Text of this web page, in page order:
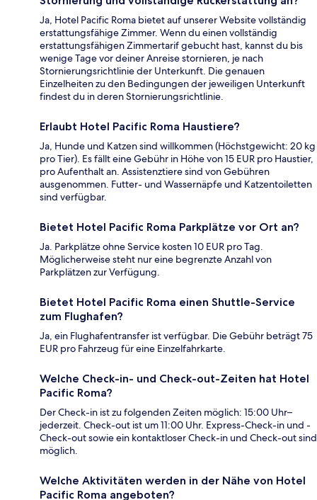
Ja, Hotel Pacific Roma bietet auf unserer Website vollständig
erstattungsfähige Zimmer. Wenn du einen vollständig
erstattungsfähigen Zimmertarif gebucht hast, kannst du bis
wenige Tage vor deiner Anreise stornieren, je nach
Stornierungsrichtlinie der Unterkunft. Die genauen
Einzelheiten zu den Bedingungen der jeweiligen Unterkunft
findest du in deren Stornierungsrichtlinie.
Erlaubt Hotel Pacific Roma Haustiere?
Ja, Hunde und Katzen sind willkommen (Höchstgewicht: 20 kg
pro Tier). Es fällt eine Gebühr in Höhe von 15 EUR pro Haustier,
pro Aufenthalt an. Assistenztiere sind von Gebühren
ausgenommen. Futter- und Wassernäpfe und Katzentoiletten
sind verfügbar.
Bietet Hotel Pacific Roma Parkplätze vor Ort an?
Ja. Parkplätze ohne Service kosten 10 EUR pro Tag.
Möglicherweise steht nur eine begrenzte Anzahl von
Parkplätzen zur Verfügung.
Bietet Hotel Pacific Roma einen Shuttle-Service
zum Flughafen?
Ja, ein Flughafentransfer ist verfügbar. Die Gebühr beträgt 75
EUR pro Fahrzeug für eine Einzelfahrkarte.
Welche Check-in- und Check-out-Zeiten hat Hotel
Pacific Roma?
Der Check-in ist zu folgenden Zeiten möglich: 15:00 Uhr–
jederzeit. Check-out ist um 11:00 Uhr. Express-Check-in und -
Check-out sowie ein kontaktloser Check-in und Check-out sind
möglich.
Welche Aktivitäten werden in der Nähe von Hotel
Pacific Roma angeboten?